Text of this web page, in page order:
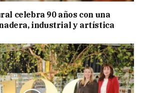
celebra 90 años con una
industrial y artística